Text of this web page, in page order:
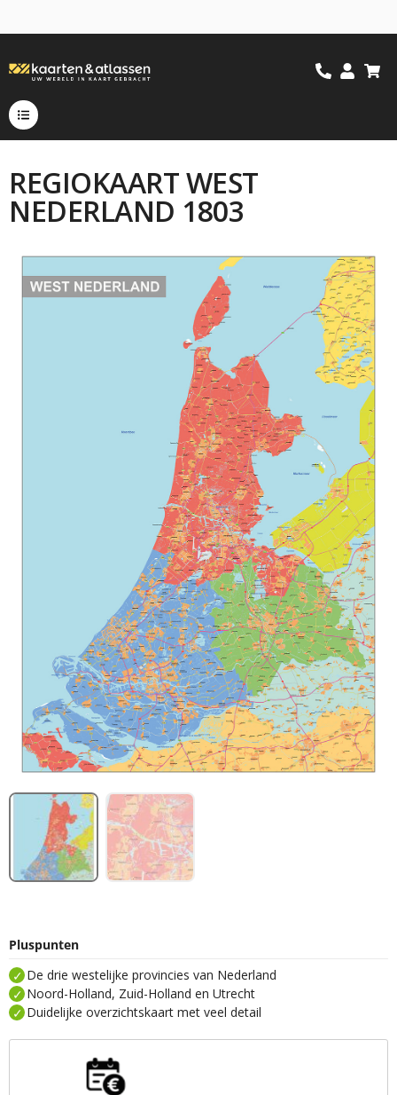
REGIOKAART WEST
NEDERLAND 1803
Pluspunten
De drie westelijke provincies van Nederland
Noord-Holland, Zuid-Holland en Utrecht
Duidelijke overzichtskaart met veel detail